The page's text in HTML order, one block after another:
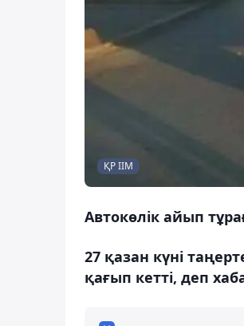
ҚР ІІМ
Автокөлік айып
27 қазан күні
қағып кетті, деп